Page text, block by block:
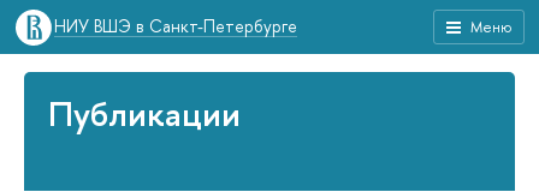
Меню
НИУ ВШЭ в Санкт-Петербурге
Публикации